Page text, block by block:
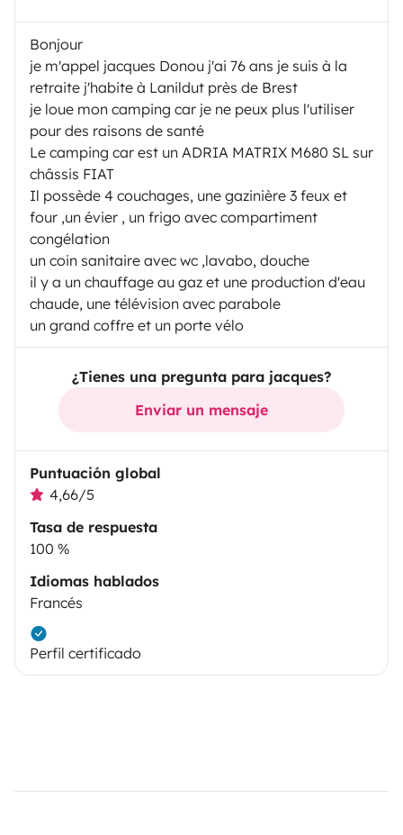
Bonjour
je m'appel jacques Donou j'ai 76 ans je suis à la
retraite j'habite à Lanildut près de Brest
je loue mon camping car je ne peux plus l'utiliser
pour des raisons de santé
Le camping car est un ADRIA MATRIX M680 SL sur
châssis FIAT
Il possède 4 couchages, une gazinière 3 feux et
four ,un évier , un frigo avec compartiment
congélation
un coin sanitaire avec wc ,lavabo, douche
il y a un chauffage au gaz et une production d'eau
chaude, une télévision avec parabole
un grand coffre et un porte vélo
¿Tienes una pregunta para jacques?
Enviar un mensaje
Puntuación global
4,66/5
Tasa de respuesta
100 %
Idiomas hablados
Francés
Perfil certificado